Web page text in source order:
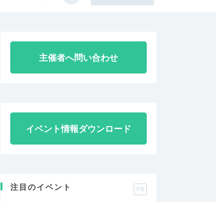
主催者へ問い合わせ
イベント情報ダウンロード
注目のイベント PR